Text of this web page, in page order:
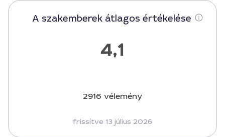
A szakemberek átlagos értékelése
4,1
2916 vélemény
frissítve 13 július 2026